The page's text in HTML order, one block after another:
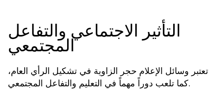
التأثير الاجتماعي والتفاعل
المجتمعي
تعتبر وسائل الإعلام حجر الزاوية في تشكيل الرأي العام،
كما تلعب دوراً مهماً في التعليم والتفاعل المجتمعي.